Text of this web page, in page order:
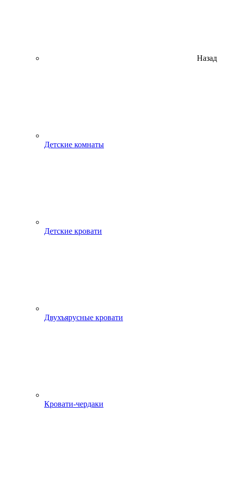
Назад
Детские комнаты
Детские кровати
Двухъярусные кровати
Кровати-чердаки